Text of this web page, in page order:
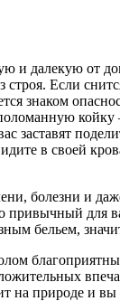
далекую от
Если
знаком
заставят
в своей
болезни и
для
бельем,
на природе и